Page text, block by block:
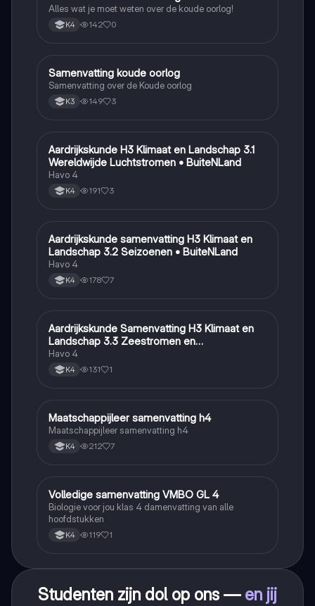
Alles wat je moet weten over de koude oorlog!
K4 142 0
Geschiedenis
Samenvatting koude oorlog
Samenvatting over de Koude oorlog
K3 149 3
Aardrijkskunde
Aardrijkskunde H3 Klimaat en Landschap 3.1
Wereldwijde Luchtstromen • BuiteNLand
Havo 4
K4 191 3
Aardrijkskunde
Aardrijkskunde samenvatting H3 Klimaat en
Landschap 3.2 Seizoenen • BuiteNLand
Havo 4
K4 178 7
Aardrijkskunde
Aardrijkskunde Samenvatting H3 Klimaat en
Landschap 3.3 Zeestromen en
Klimaatgebieden • BuiteNLand
Havo 4
K4 131 1
Maatschappijleer
Maatschappijleer samenvatting h4
Maatschappijleer samenvatting h4
K4 212 7
Biologie
Volledige samenvatting VMBO GL 4
Biologie voor jou klas 4 damenvatting van alle
hoofdstukken
K4 119 1
Studenten zijn dol op ons — en jij